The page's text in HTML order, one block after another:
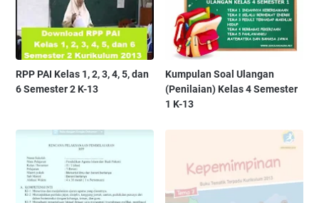
RPP PAI Kelas 1, 2, 3, 4, 5, dan
6 Semester 2 K-13
Kumpulan Soal Ulangan
(Penilaian) Kelas 4 Semester
1 K-13